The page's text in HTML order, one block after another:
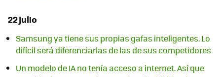
22 julio
Samsung ya tiene sus propias gafas inteligentes. Lo
difícil será diferenciarlas de las de sus competidores
Un modelo de IA no tenía acceso a internet. Así que